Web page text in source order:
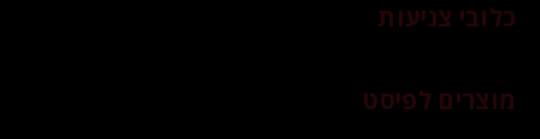
כלובי צניעות
מוצרים לפיסט